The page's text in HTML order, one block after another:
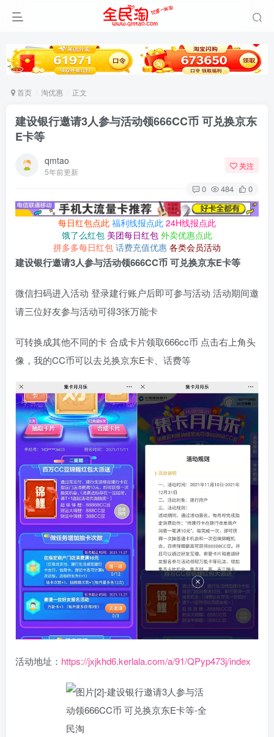
首页 淘优惠 正文
建设银行邀请3人参与活动领666CC币 可兑换京东
E卡等
qmtao
5年前更新
关注
0 484 0
每日红包点此 福利线报点此 24H线报点此
饿了么红包 美团每日红包 外卖优惠点此
拼多多每日红包 话费充值优惠 各类会员活动
建设银行邀请3人参与活动领666CC币 可兑换京东E卡等
微信扫码进入活动 登录建行账户后即可参与活动 活动期间邀
请三位好友参与活动可得3张万能卡
可转换成其他不同的卡 合成卡片领取666cc币 点击右上角头
像，我的CC币可以去兑换京东E卡、话费等
活动地址： https://jxjkhd6.kerlala.com/a/91/QPyp473j/index